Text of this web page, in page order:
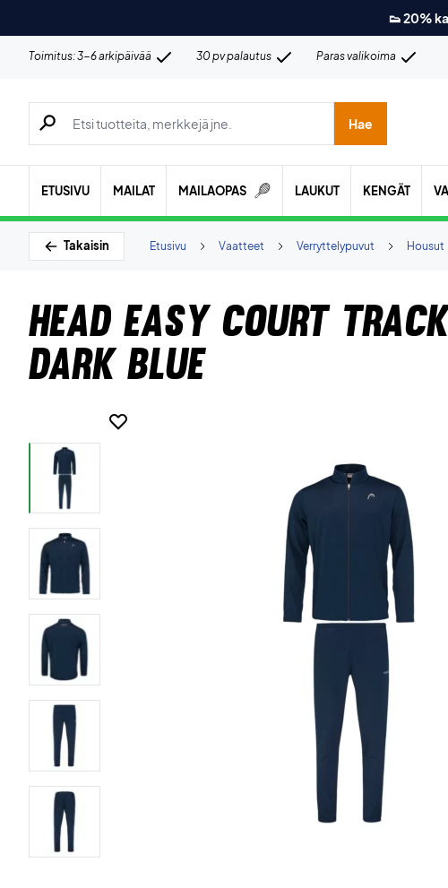
👟 20%
Toimitus: 3-6 arkipäivää 30 pv palautus Paras valikoima
Hae tuotteita, merkkejä jne.
Hae
ETUSIVU MAILAT MAILAOPAS LAUKUT KENGÄT
Takaisin Housut
Verryttelypuvut
Vaatteet
Etusivu
Head Easy Court
Dark Blue